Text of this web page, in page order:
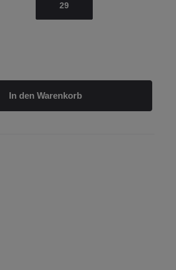
29
Wert ein oder
In den Warenkorb